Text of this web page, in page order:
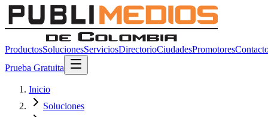
ProductosSolucionesServiciosDirectorioCiudadesPromotores
Prueba Gratuita
Inicio
Soluciones